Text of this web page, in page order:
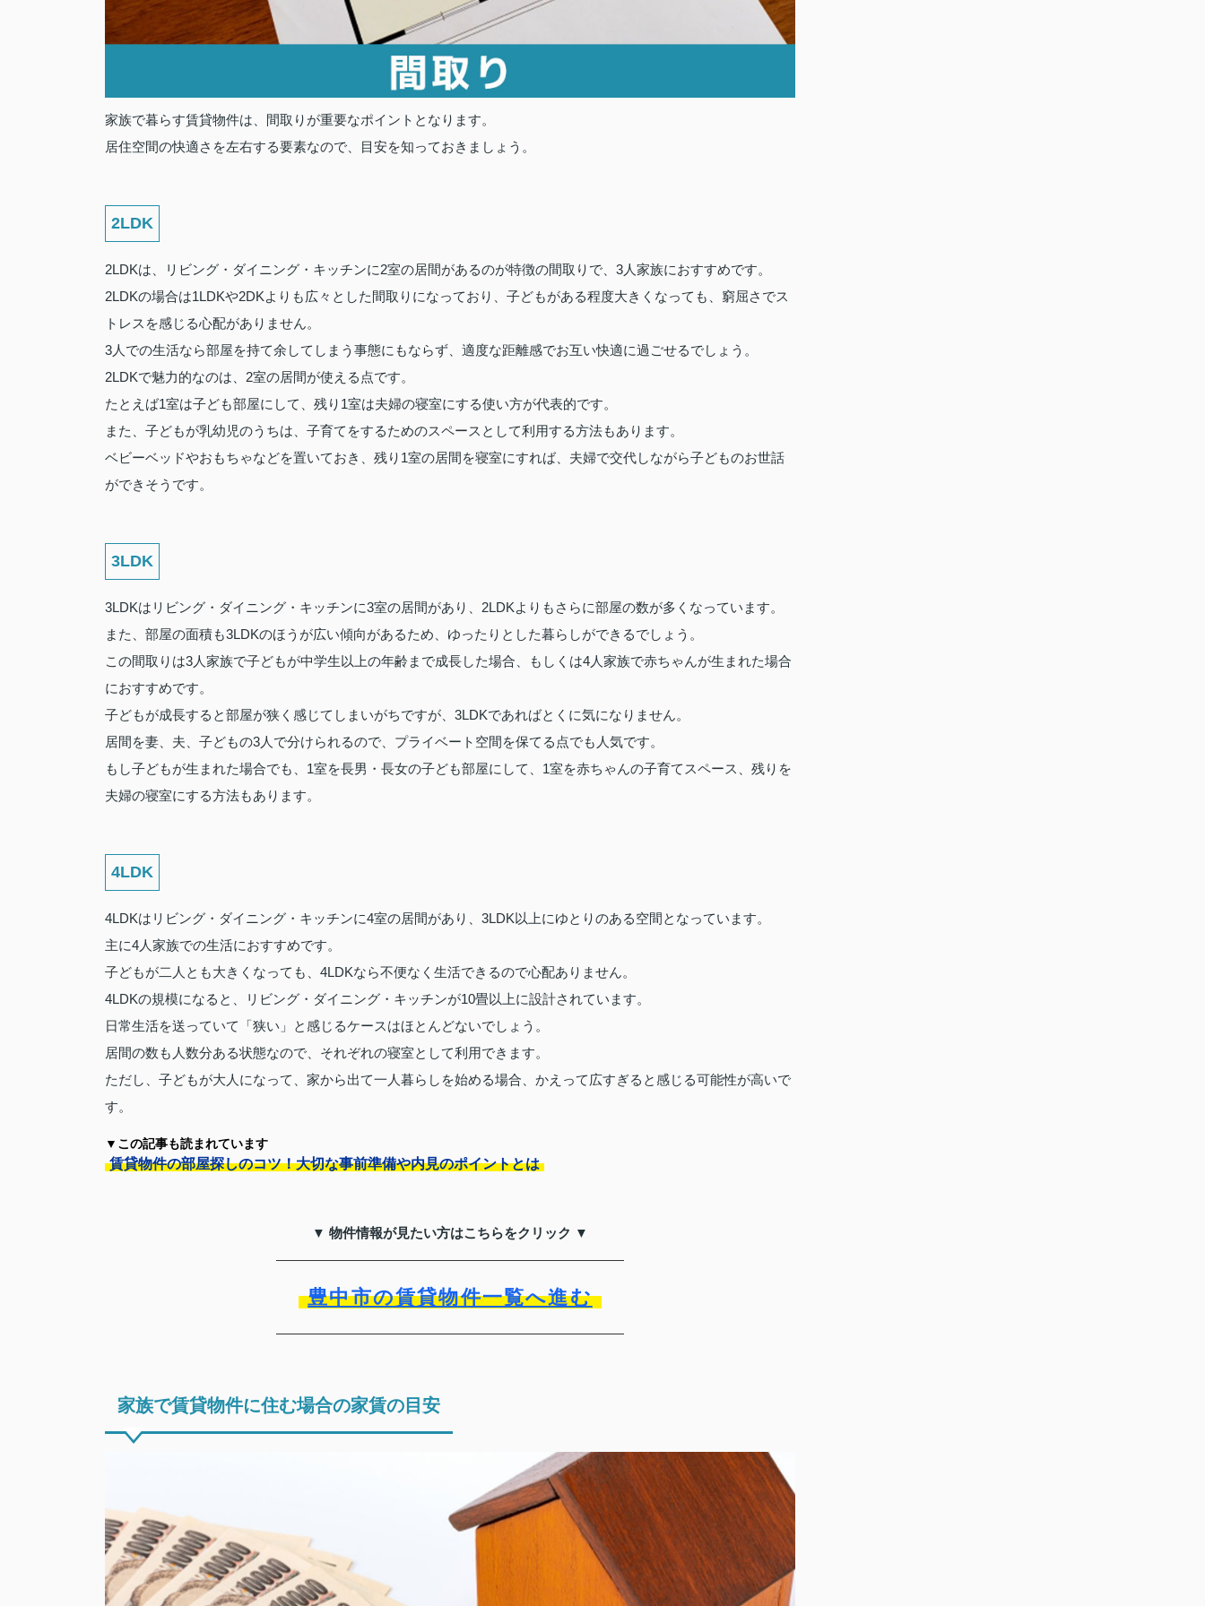
家族で暮らす賃貸物件は、間取りが重要なポイントとなります。
居住空間の快適さを左右する要素なので、目安を知っておきましょう。
2LDK
2LDKは、リビング・ダイニング・キッチンに2室の居間があるのが特徴の間取りで、3人家族におすすめです。
2LDKの場合は1LDKや2DKよりも広々とした間取りになっており、子どもがある程度大きくなっても、窮屈さでス
トレスを感じる心配がありません。
3人での生活なら部屋を持て余してしまう事態にもならず、適度な距離感でお互い快適に過ごせるでしょう。
2LDKで魅力的なのは、2室の居間が使える点です。
たとえば1室は子ども部屋にして、残り1室は夫婦の寝室にする使い方が代表的です。
また、子どもが乳幼児のうちは、子育てをするためのスペースとして利用する方法もあります。
ベビーベッドやおもちゃなどを置いておき、残り1室の居間を寝室にすれば、夫婦で交代しながら子どものお世話
ができそうです。
3LDK
3LDKはリビング・ダイニング・キッチンに3室の居間があり、2LDKよりもさらに部屋の数が多くなっています。
また、部屋の面積も3LDKのほうが広い傾向があるため、ゆったりとした暮らしができるでしょう。
この間取りは3人家族で子どもが中学生以上の年齢まで成長した場合、もしくは4人家族で赤ちゃんが生まれた場合
におすすめです。
子どもが成長すると部屋が狭く感じてしまいがちですが、3LDKであればとくに気になりません。
居間を妻、夫、子どもの3人で分けられるので、プライベート空間を保てる点でも人気です。
もし子どもが生まれた場合でも、1室を長男・長女の子ども部屋にして、1室を赤ちゃんの子育てスペース、残りを
夫婦の寝室にする方法もあります。
4LDK
4LDKはリビング・ダイニング・キッチンに4室の居間があり、3LDK以上にゆとりのある空間となっています。
主に4人家族での生活におすすめです。
子どもが二人とも大きくなっても、4LDKなら不便なく生活できるので心配ありません。
4LDKの規模になると、リビング・ダイニング・キッチンが10畳以上に設計されています。
日常生活を送っていて「狭い」と感じるケースはほとんどないでしょう。
居間の数も人数分ある状態なので、それぞれの寝室として利用できます。
ただし、子どもが大人になって、家から出て一人暮らしを始める場合、かえって広すぎると感じる可能性が高いで
す。
▼この記事も読まれています
賃貸物件の部屋探しのコツ！大切な事前準備や内見のポイントとは
▼ 物件情報が見たい方はこちらをクリック ▼
豊中市の賃貸物件一覧へ進む
家族で賃貸物件に住む場合の家賃の目安